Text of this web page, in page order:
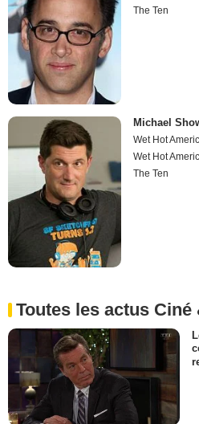
The Ten
Michael
Wet Hot
Wet Hot
The Ten
Toutes les actus Ciné